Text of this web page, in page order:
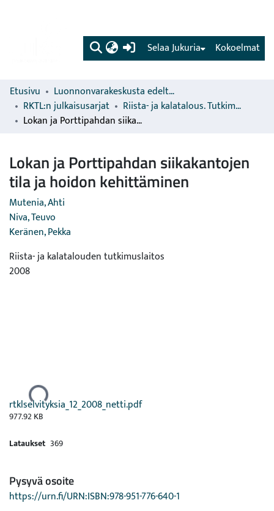
(current) Kokoelmat
Selaa Jukuria
Etusivu
Luonnonvarakeskusta edeltävien organisaatioiden sarjat
RKTL:n julkaisusarjat
Riista- ja kalatalous. Tutkimuksia ja selvityksiä
Lokan ja Porttipahdan siikakantojen tila ja hoidon kehittäminen
Lokan ja Porttipahdan siikakantojen
tila ja hoidon kehittäminen
Mutenia, Ahti
Niva, Teuvo
Keränen, Pekka
Riista- ja kalatalouden tutkimuslaitos
2008
Ladataan...
rtklselvityksia_12_2008_netti.pdf
977.92 KB
Lataukset 369
Pysyvä osoite
https://urn.fi/URN:ISBN:978-951-776-640-1